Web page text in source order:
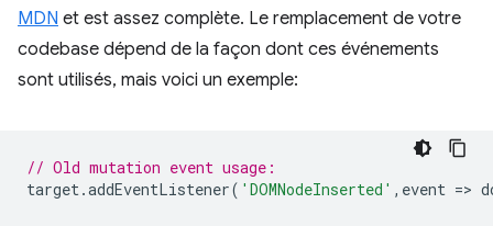
MDN et est assez complète. Le remplacement de votre
codebase dépend de la façon dont ces événements
sont utilisés, mais voici un exemple:
// Old mutation event usage:
target.addEventListener( 'DOMNodeInserted' , event =>